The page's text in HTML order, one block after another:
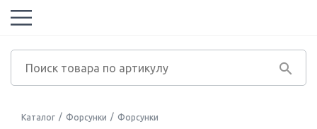
Каталог Форсунки Форсунки